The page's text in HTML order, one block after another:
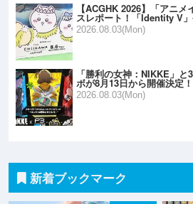
【ACGHK 2026】「アニ
スレポート！「Identity V
2026.08.03(Mon)
「勝利の女神：NIKKE」
ボが8月13日から開催決定
2026.08.03(Mon)
新着ブックマーク